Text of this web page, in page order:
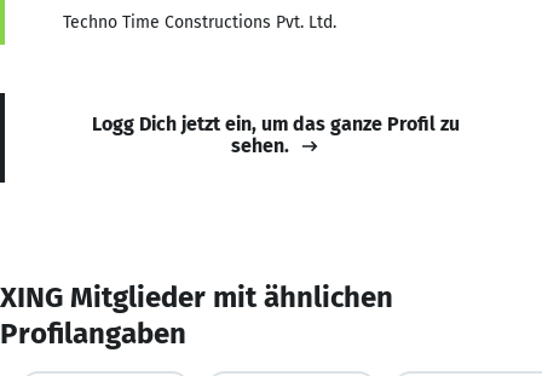
Techno Time Constructions Pvt. Ltd.
Logg Dich jetzt ein, um das ganze Profil zu
sehen.
XING Mitglieder mit ähnlichen
Profilangaben